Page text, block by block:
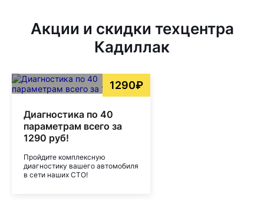
Акции и скидки техцентра
Кадиллак
1290₽
Диагностика по 40
параметрам всего за
1290 руб!
Пройдите комплексную
диагностику вашего автомобиля
в сети наших СТО!